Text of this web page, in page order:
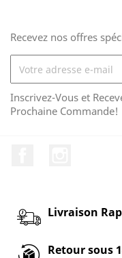
Recevez nos offres
Inscrivez-Vous et
Prochaine Commande!
Livraison
Retour sous